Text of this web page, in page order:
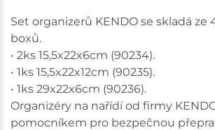
Skladové množství na prodejnách je
Ceny na prodejnách se mohou lišit
shopu.
Set organizerů KENDO se skladá ze
boxů.
• 2ks 15,5x22x6cm (90234).
• 1ks 15,5x22x12cm (90235).
• 1ks 29x22x6cm (90236).
Organizéry na nařídí od firmy
pomocníkem pro bezpečnou